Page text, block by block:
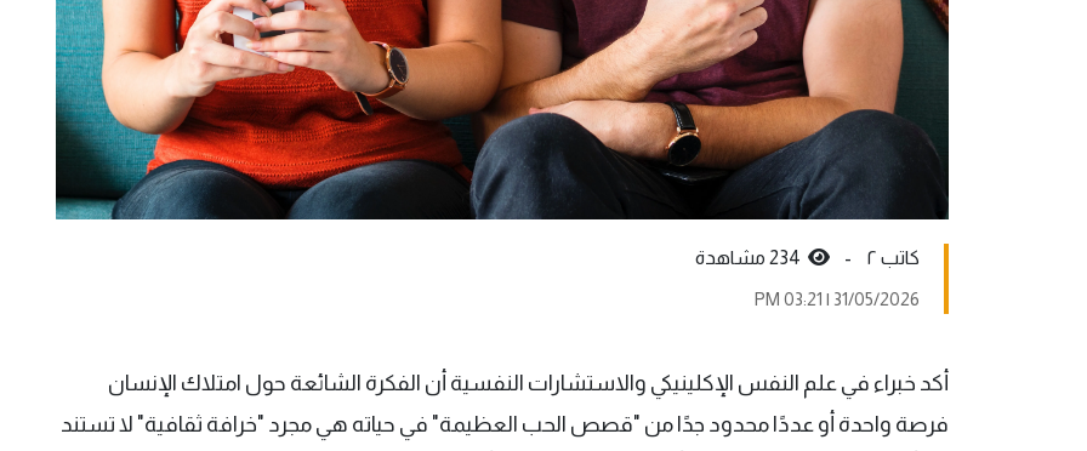
کاتب ٢ -
31/05/2026 | 03:21 PM
أكد خبراء في علم النفس الإكلينيكي والاستشارات النفسية أن الفكرة الشائعة حول امتلاك الإنسان
فرصة واحدة أو عددًا محدود جدًا من "قصص الحب العظيمة" في حياته هي مجرد "خرافة ثقافية" لا تستند